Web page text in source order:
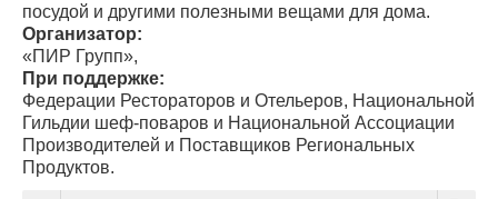
посудой и другими полезными вещами для дома.
Организатор:
«ПИР Групп»,
При поддержке:
Федерации Рестораторов и Отельеров, Национальной
Гильдии шеф-поваров и Национальной Ассоциации
Производителей и Поставщиков Региональных
Продуктов.